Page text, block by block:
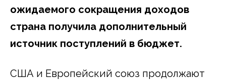
ожидаемого сокращения доходов
страна получила дополнительный
источник поступлений в бюджет.
США и Европейский союз продолжают